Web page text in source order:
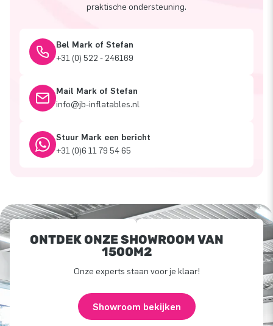
praktische ondersteuning.
Bel Mark of Stefan
+31 (0) 522 - 246169
Mail Mark of Stefan
info@jb-inflatables.nl
Stuur Mark een bericht
+31 (0)6 11 79 54 65
ONTDEK ONZE SHOWROOM VAN
1500M2
Onze experts staan voor je klaar!
Showroom bekijken